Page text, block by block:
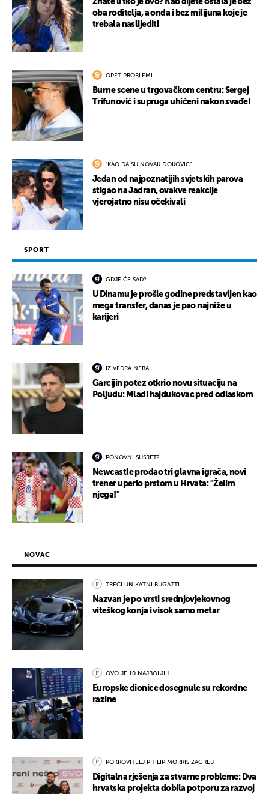
Znate li tko je ovo? Kao dijete ostala je bez
oba roditelja, a onda i bez milijuna koje je
trebala naslijediti
OPET PROBLEMI
Burne scene u trgovačkom centru: Sergej
Trifunović i supruga uhićeni nakon svađe!
"KAO DA SU NOVAK ĐOKOVIĆ"
Jedan od najpoznatijih svjetskih parova
stigao na Jadran, ovakve reakcije
vjerojatno nisu očekivali
SPORT
GDJE ĆE SAD?
U Dinamu je prošle godine predstavljen kao
mega transfer, danas je pao najniže u
karijeri
IZ VEDRA NEBA
Garcijin potez otkrio novu situaciju na
Poljudu: Mladi hajdukovac pred odlaskom
PONOVNI SUSRET?
Newcastle prodao tri glavna igrača, novi
trener uperio prstom u Hrvata: "Želim
njega!"
NOVAC
TREĆI UNIKATNI BUGATTI
Nazvan je po vrsti srednjovjekovnog
viteškog konja i visok samo metar
OVO JE 10 NAJBOLJIH
Europske dionice dosegnule su rekordne
razine
POKROVITELJ PHILIP MORRIS ZAGREB
Digitalna rješenja za stvarne probleme: Dva
hrvatska projekta dobila potporu za razvoj